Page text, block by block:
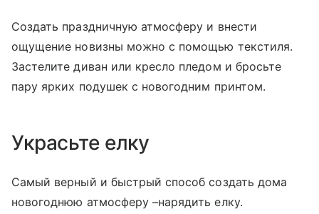
Создать праздничную атмосферу и внести
ощущение новизны можно с помощью текстиля.
Застелите диван или кресло пледом и бросьте
пару ярких подушек с новогодним принтом.
Украсьте елку
Самый верный и быстрый способ создать дома
новогоднюю атмосферу –нарядить елку.